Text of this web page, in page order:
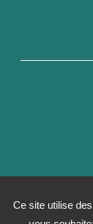
Ce site utilise